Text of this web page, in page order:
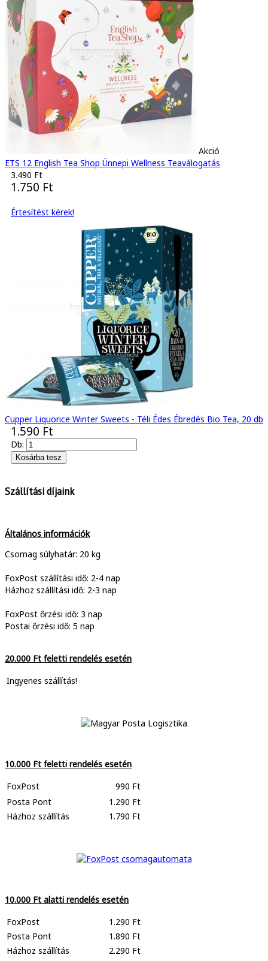
Akció
ETS 12 English Tea Shop Ünnepi Wellness Teaválogatás
3.490 Ft
1.750 Ft
Értesítést kérek!
Cupper Liquorice Winter Sweets - Téli Édes Ébredés Bio Tea, 20 db
1.590 Ft
Db:
Szállítási díjaink
Általános információk
Csomag súlyhatár: 20 kg
FoxPost szállítási idő: 2-4 nap
Házhoz szállítási idő: 2-3 nap
FoxPost őrzési idő: 3 nap
Postai őrzési idő: 5 nap
20.000 Ft feletti rendelés esetén
Ingyenes szállítás!
10.000 Ft feletti rendelés esetén
FoxPost
990 Ft
Posta Pont
1.290 Ft
Házhoz szállítás
1.790 Ft
10.000 Ft alatti rendelés esetén
FoxPost
1.290 Ft
Posta Pont
1.890 Ft
Házhoz szállítás
2.290 Ft